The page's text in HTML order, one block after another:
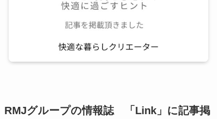
RMJグループの情報誌 「Link」に記事掲